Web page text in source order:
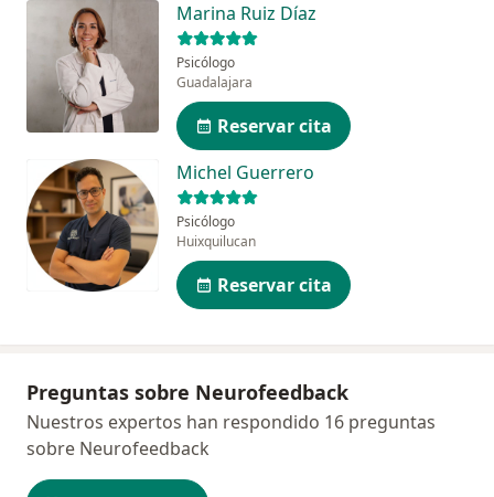
Marina Ruiz Díaz
Psicólogo
Guadalajara
Reservar cita
Michel Guerrero
Psicólogo
Huixquilucan
Reservar cita
Preguntas sobre Neurofeedback
Nuestros expertos han respondido 16 preguntas
sobre Neurofeedback